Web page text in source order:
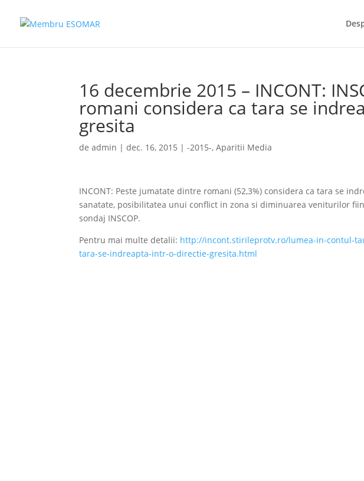
16 decembrie 2015 – INCONT:
romani considera ca tara se
gresita
deadmin |dec. 16, 2015 |-2015-,Aparitii Media
INCONT: Peste jumatate dintre romani (52,3%) considera ca tara se
sanatate, posibilitatea unui conflict in zona si diminuarea veniturilor
sondaj INSCOP.
Pentru mai multe detalii: http://incont.stirileprotv.ro/lumea-in-contul-
tara-se-indreapta-intr-o-directie-gresita.html